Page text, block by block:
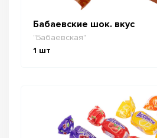
Бабаевские шок. вкус
"Бабаевская"
1 шт